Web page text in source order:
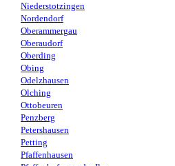
Niederstotzingen
Nordendorf
Oberammergau
Oberaudorf
Oberding
Obing
Odelzhausen
Olching
Ottobeuren
Penzberg
Petershausen
Petting
Pfaffenhausen